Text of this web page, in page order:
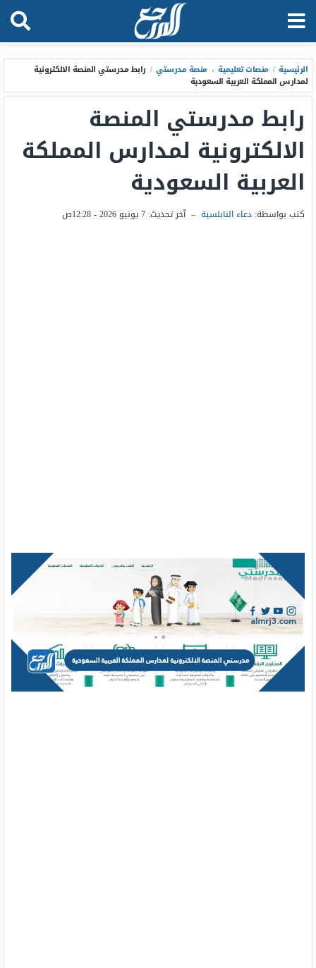
الرئيسية / منصات تعليمية ، منصة مدرستي / رابط مدرستي المنصة الالكترونية
لمدارس المملكة العربية السعودية
رابط مدرستي المنصة
الالكترونية لمدارس المملكة
العربية السعودية
كتب بواسطة: دعاء النابلسية – آخر تحديث: 7 يونيو 2026 - 12:28ص